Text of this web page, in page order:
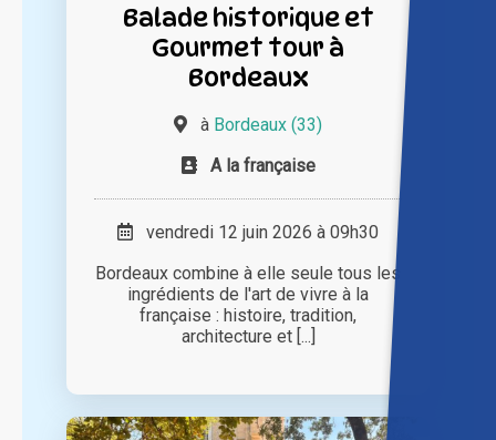
Balade historique et
Gourmet tour à
Bordeaux
à Bordeaux (33)
A la française
vendredi 12 juin 2026 à 09h30
Bordeaux combine à elle seule tous les
ingrédients de l'art de vivre à la
française : histoire, tradition,
architecture et [...]